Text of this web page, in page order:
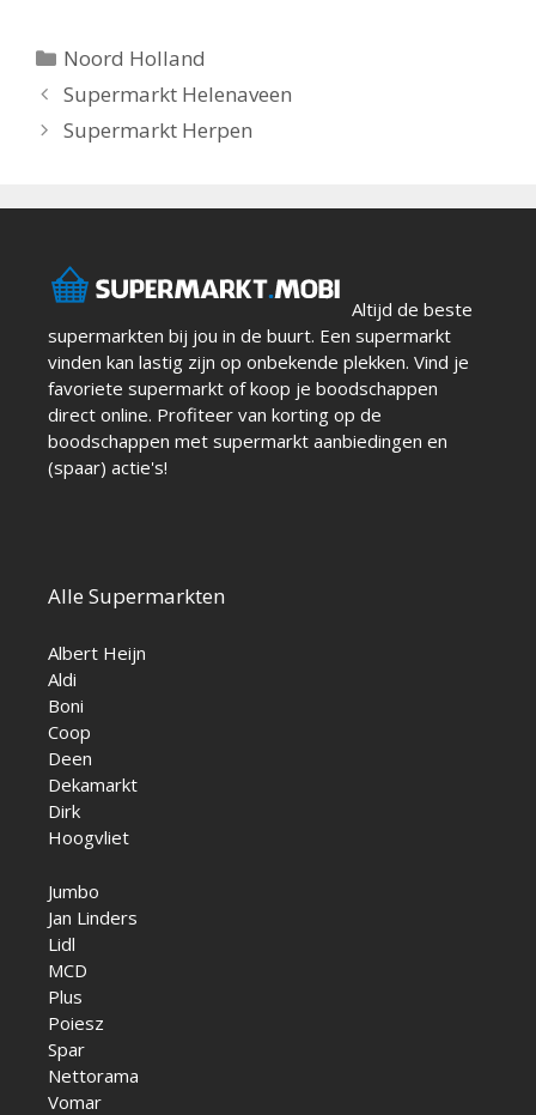
Categorieën
Noord Holland
Berichtnavigatie
Supermarkt Helenaveen
Supermarkt Herpen
Altijd de beste
supermarkten bij jou in de buurt. Een supermarkt
vinden kan lastig zijn op onbekende plekken. Vind je
favoriete supermarkt of koop je boodschappen
direct online. Profiteer van korting op de
boodschappen met supermarkt aanbiedingen en
(spaar) actie's!
Alle Supermarkten
Albert Heijn
Aldi
Boni
Coop
Deen
Dekamarkt
Dirk
Hoogvliet
Jumbo
Jan Linders
Lidl
MCD
Plus
Poiesz
Spar
Nettorama
Vomar